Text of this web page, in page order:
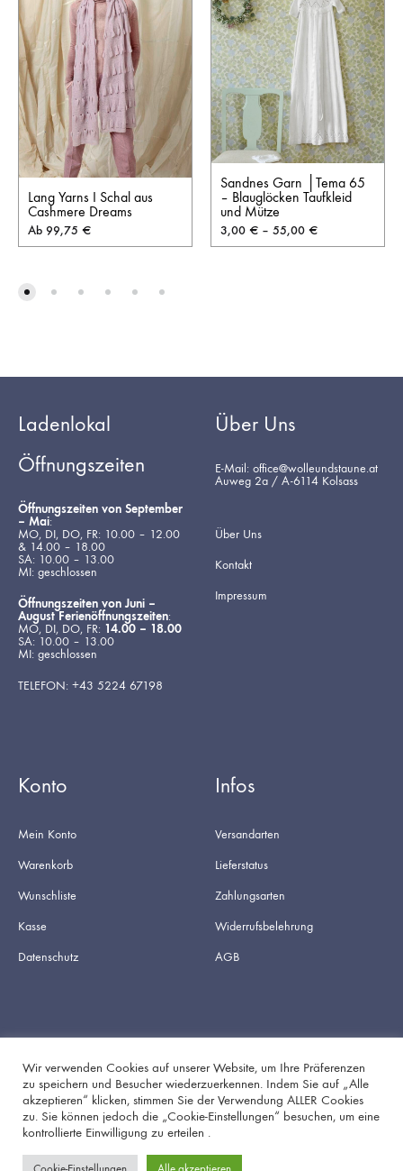
Lang Yarns I Schal aus
Cashmere Dreams
Ab 99,75 €
Sandnes Garn │Tema 65
– Blauglöcken Taufkleid
und Mütze
3,00 € – 55,00 €
Ladenlokal
Öffnungszeiten
Öffnungszeiten von September
– Mai:
MO, DI, DO, FR: 10.00 – 12.00
& 14.00 – 18.00
SA: 10.00 – 13.00
MI: geschlossen
Öffnungszeiten von Juni –
August Ferienöffnungszeiten:
MO, DI, DO, FR: 14.00 – 18.00
SA: 10.00 – 13.00
MI: geschlossen
TELEFON: +43 5224 67198
Über Uns
E-Mail: office@wolleundstaune.at
Auweg 2a / A-6114 Kolsass
Über Uns
Kontakt
Impressum
Konto
Mein Konto
Warenkorb
Wunschliste
Kasse
Datenschutz
Infos
Versandarten
Lieferstatus
Zahlungsarten
Widerrufsbelehrung
AGB
FacebookInstagram
Wir verwenden Cookies auf unserer Website, um Ihre Präferenzen
zu speichern und Besucher wiederzuerkennen. Indem Sie auf „Alle
akzeptieren“ klicken, stimmen Sie der Verwendung ALLER Cookies
zu. Sie können jedoch die „Cookie-Einstellungen“ besuchen, um eine
kontrollierte Einwilligung zu erteilen .